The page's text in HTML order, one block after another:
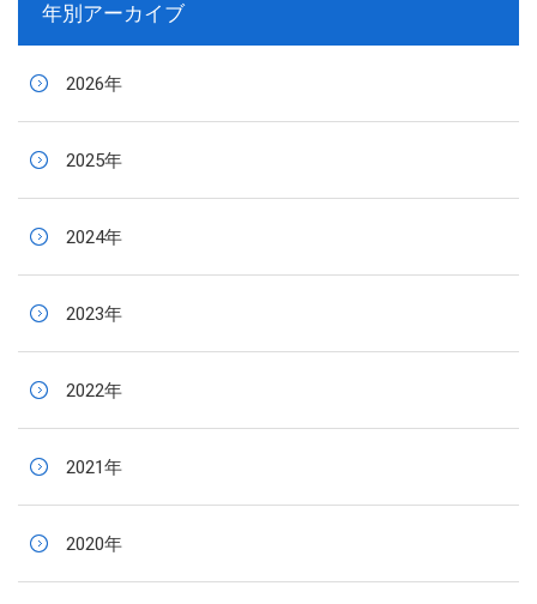
年別アーカイブ
2026年
2025年
2024年
2023年
2022年
2021年
2020年